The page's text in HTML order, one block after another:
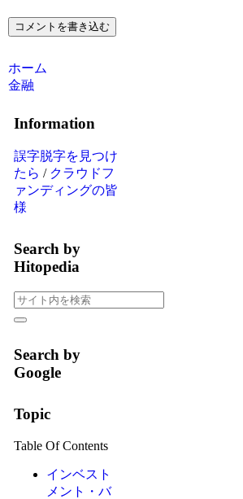
コメントを書き込む
ホーム
金融
Information
誤字脱字を見つけ
たら / クラウドフ
ァンディングの皆
様
Search by
Hitopedia
Search by
Google
Topic
Table Of Contents
インベスト
メント・バ